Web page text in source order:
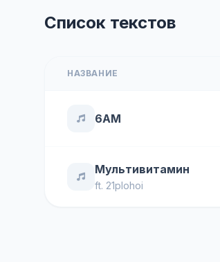
Список текстов
НАЗВАНИЕ
6AM
Мультивитамин
ft. 21plohoi